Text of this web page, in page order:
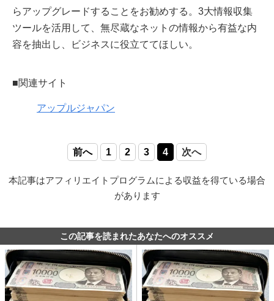
らアップグレードすることをお勧めする。3大情報収集
ツールを活用して、無尽蔵なネットの情報から有益な内
容を抽出し、ビジネスに役立ててほしい。
■関連サイト
アップルジャパン
前へ 1 2 3 4 次へ
本記事はアフィリエイトプログラムによる収益を得ている場合
があります
この記事を読まれたあなたへのオススメ